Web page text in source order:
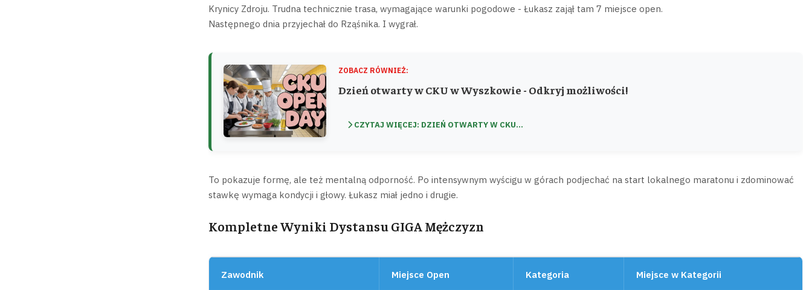
Krynicy Zdroju. Trudna technicznie trasa, wymagające warunki pogodowe - Łukasz zajął tam 7 miejsce open.
Następnego dnia przyjechał do Rząśnika. I wygrał.
ZOBACZ RÓWNIEŻ:
Dzień otwarty w CKU w Wyszkowie - Odkryj możliwości!
CZYTAJ WIĘCEJ: DZIEŃ OTWARTY W CKU...
To pokazuje formę, ale też mentalną odporność. Po intensywnym wyścigu w górach podjechać na start lokalnego maratonu i zdominować
stawkę wymaga kondycji i głowy. Łukasz miał jedno i drugie.
Kompletne Wyniki Dystansu GIGA Mężczyzn
Zawodnik Miejsce Open Kategoria Miejsce w Kategorii